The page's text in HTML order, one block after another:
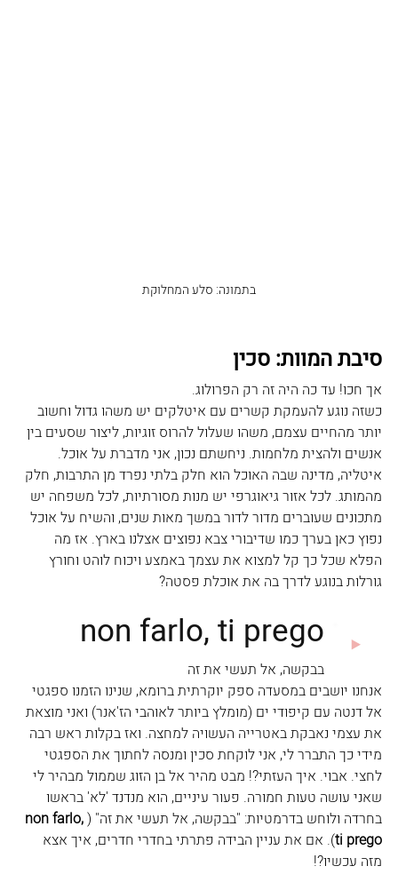
בתמונה: סלע המחלוקת
סיבת המוות: סכין
אך חכו! עד כה היה זה רק הפרולוג.
כשזה נוגע להעמקת קשרים עם איטלקים יש משהו גדול וחשוב
יותר מהחיים עצמם, משהו שעלול להרוס זוגיות, ליצור שסעים בין
אנשים ולהצית מלחמות. ניחשתם נכון, אני מדברת על אוכל.
איטליה, מדינה שבה האוכל הוא חלק בלתי נפרד מן התרבות, חלק
מהמותג. לכל אזור גיאוגרפי יש מנות מסורתיות, לכל משפחה יש
מתכונים שעוברים מדור לדור במשך מאות שנים, והשיח על אוכל
נפוץ כאן בערך כמו שדיבורי צבא נפוצים אצלנו בארץ. אז מה
הפלא שכל כך קל למצוא את עצמך באמצע ויכוח לוהט וחורץ
גורלות בנוגע לדרך בה את אוכלת פסטה?
אנחנו יושבים במסעדה ספק יוקרתית ברומא, שנינו הזמנו ספגטי
אל דנטה עם קיפודי ים (מומלץ ביותר לאוהבי הז'אנר) ואני מוצאת
את עצמי נאבקת באטרייה העשויה למחצה. ואז בקלות ראש רבה
מידי כך התברר לי, אני לוקחת סכין ומנסה לחתוך את הספגטי
לחצי. אבוי. איך העזתי?! מבט מהיר אל בן הזוג שממול מבהיר לי
שאני עושה טעות חמורה. פעור עיניים, הוא מנדנד 'לא' בראשו
בחרדה ולוחש בדרמטיות: "בבקשה, אל תעשי את זה" (non farlo,
ti prego). אם את עניין הבידה פתרתי בחדרי חדרים, איך אצא
מזה עכשיו?!